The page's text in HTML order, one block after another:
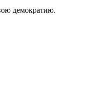
демократию.